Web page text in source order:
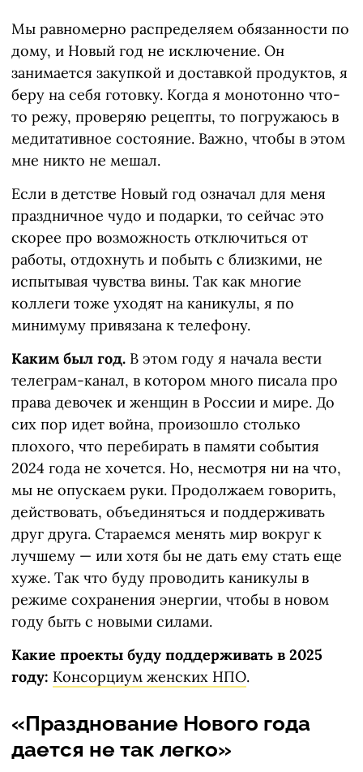
Мы равномерно распределяем обязанности по
дому, и Новый год не исключение. Он
занимается закупкой и доставкой продуктов, я
беру на себя готовку. Когда я монотонно что-
то режу, проверяю рецепты, то погружаюсь в
медитативное состояние. Важно, чтобы в этом
мне никто не мешал.
Если в детстве Новый год означал для меня
праздничное чудо и подарки, то сейчас это
скорее про возможность отключиться от
работы, отдохнуть и побыть с близкими, не
испытывая чувства вины. Так как многие
коллеги тоже уходят на каникулы, я по
минимуму привязана к телефону.
Каким был год. В этом году я начала вести
телеграм-канал, в котором много писала про
права девочек и женщин в России и мире. До
сих пор идет война, произошло столько
плохого, что перебирать в памяти события
2024 года не хочется. Но, несмотря ни на что,
мы не опускаем руки. Продолжаем говорить,
действовать, объединяться и поддерживать
друг друга. Стараемся менять мир вокруг к
лучшему — или хотя бы не дать ему стать еще
хуже. Так что буду проводить каникулы в
режиме сохранения энергии, чтобы в новом
году быть с новыми силами.
Какие проекты буду поддерживать в 2025
году: Консорциум женских НПО.
«Празднование Нового года
дается не так легко»